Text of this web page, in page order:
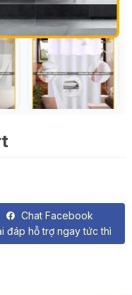
Chat Facebook
đáp hỗ trợ ngay tức thì